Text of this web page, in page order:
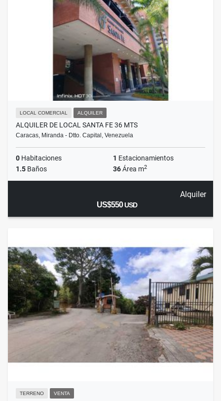
LOCAL COMERCIAL ALQUILER
ALQUILER DE LOCAL SANTA FE 36 MTS
Caracas, Miranda - Dtto. Capital, Venezuela
0 Habitaciones 1 Estacionamientos
1.5 Baños 36Área m2
Alquiler
US$550USD
TERRENO VENTA